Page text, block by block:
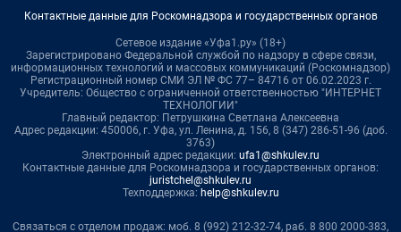
Контактные данные для Роскомнадзора и государственных органов
Сетевое издание «Уфа1.ру» (18+)
Зарегистрировано Федеральной службой по надзору в сфере связи,
информационных технологий и массовых коммуникаций (Роскомнадзор)
Регистрационный номер СМИ ЭЛ № ФС 77– 84716 от 06.02.2023 г.
Учредитель: Общество с ограниченной ответственностью "ИНТЕРНЕТ
ТЕХНОЛОГИИ"
Главный редактор: Петрушкина Светлана Алексеевна
Адрес редакции: 450006, г. Уфа, ул. Ленина, д. 156, 8 (347) 286-51-96 (доб.
3763)
Электронный адрес редакции: ufa1@shkulev.ru
Контактные данные для Роскомнадзора и государственных органов:
juristchel@shkulev.ru
Техподдержка: help@shkulev.ru
Связаться с отделом продаж: моб. 8 (992) 212-32-74, раб. 8 800 2000-383,